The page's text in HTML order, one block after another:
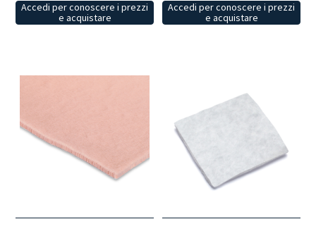
Accedi per conoscere i prezzi
e acquistare
Accedi per conoscere i prezzi
e acquistare